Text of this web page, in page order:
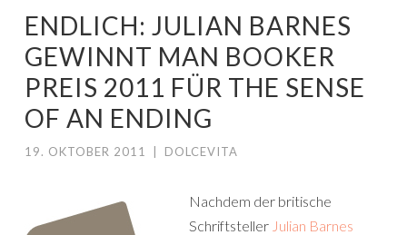
ENDLICH: JULIAN BARNES
GEWINNT MAN BOOKER
PREIS 2011 FÜR THE SENSE
OF AN ENDING
19. OKTOBER 2011 DOLCEVITA
Nachdem der britische
Schriftsteller Julian Barnes